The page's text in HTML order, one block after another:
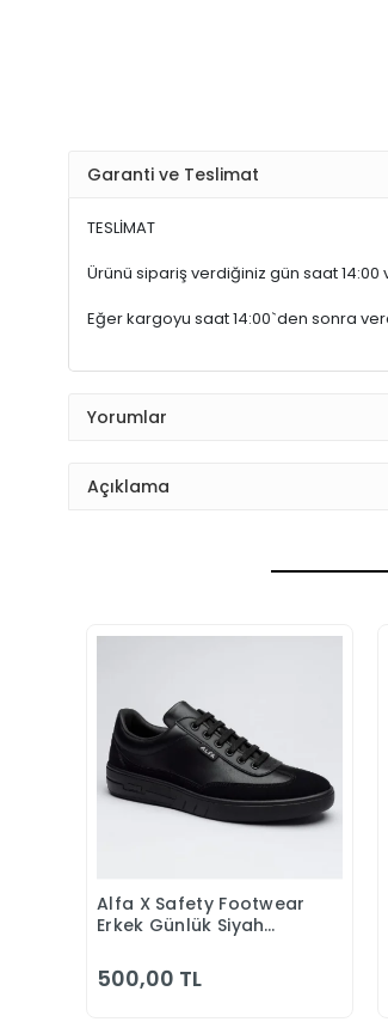
Garanti ve Teslimat
TESLİMAT
Ürünü sipariş verdiğiniz gün saat
Eğer kargoyu saat 14:00`den sonra
Yorumlar
Açıklama
Sepete Ekle
Alfa X Safety Footwear
Erkek Günlük Siyah
500,00 TL